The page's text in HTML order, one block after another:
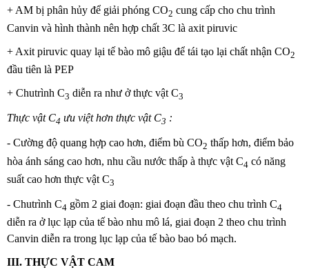
+ AM bị phân hủy để giải phóng CO2 cung cấp cho chu trình
Canvin và hình thành nên hợp chất 3C là axit piruvic
+ Axit piruvic quay lại tế bào mô giậu để tái tạo lại chất nhận CO2
đầu tiên là PEP
+ Chutrình C3 diễn ra như ở thực vật C3
Thực vật C4 ưu việt hơn thực vật C3 :
- Cường độ quang hợp cao hơn, điểm bù CO2 thấp hơn, điểm bảo
hòa ánh sáng cao hơn, nhu cầu nước thấp à thực vật C4 có năng
suất cao hơn thực vật C3
- Chutrình C4 gồm 2 giai đoạn: giai đoạn đầu theo chu trình C4
diễn ra ở lục lạp của tế bào nhu mô lá, giai đoạn 2 theo chu trình
Canvin diễn ra trong lục lạp của tế bào bao bó mạch.
III. THỰC VẬT CAM